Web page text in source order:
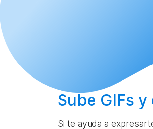
Sube GIFs
Si te ayuda a